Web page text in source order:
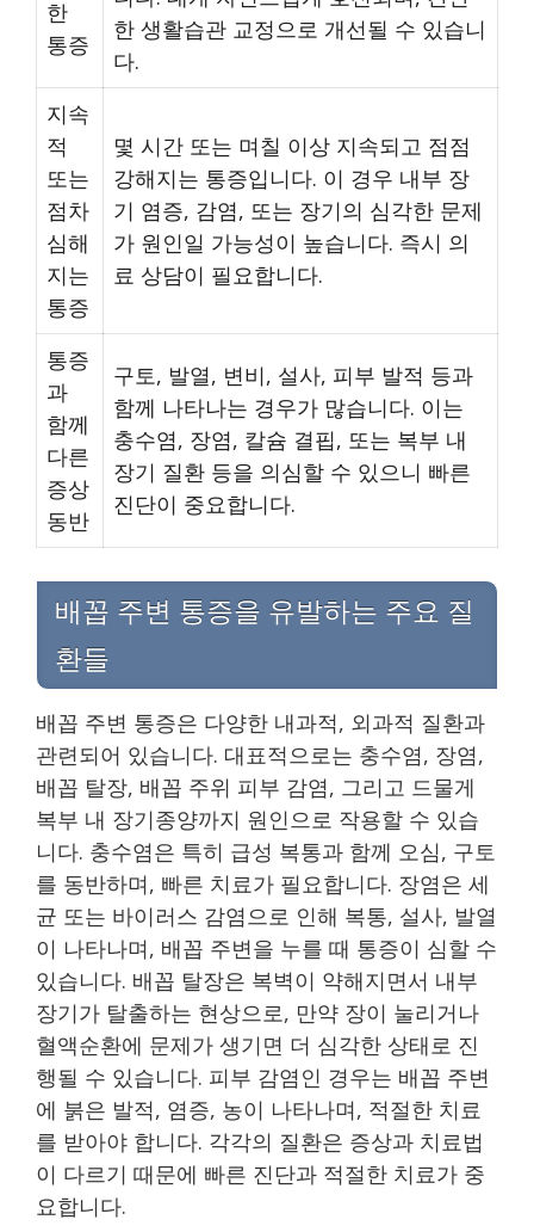
한
통증
한 생활습관 교정으로 개선될 수 있습니
다.
지속
적
또는
점차
심해
지는
통증
몇 시간 또는 며칠 이상 지속되고 점점
강해지는 통증입니다. 이 경우 내부 장
기 염증, 감염, 또는 장기의 심각한 문제
가 원인일 가능성이 높습니다. 즉시 의
료 상담이 필요합니다.
통증
과
함께
다른
증상
동반
구토, 발열, 변비, 설사, 피부 발적 등과
함께 나타나는 경우가 많습니다. 이는
충수염, 장염, 칼슘 결핍, 또는 복부 내
장기 질환 등을 의심할 수 있으니 빠른
진단이 중요합니다.
배꼽 주변 통증을 유발하는 주요 질
환들
배꼽 주변 통증은 다양한 내과적, 외과적 질환과
관련되어 있습니다. 대표적으로는 충수염, 장염,
배꼽 탈장, 배꼽 주위 피부 감염, 그리고 드물게
복부 내 장기종양까지 원인으로 작용할 수 있습
니다. 충수염은 특히 급성 복통과 함께 오심, 구토
를 동반하며, 빠른 치료가 필요합니다. 장염은 세
균 또는 바이러스 감염으로 인해 복통, 설사, 발열
이 나타나며, 배꼽 주변을 누를 때 통증이 심할 수
있습니다. 배꼽 탈장은 복벽이 약해지면서 내부
장기가 탈출하는 현상으로, 만약 장이 눌리거나
혈액순환에 문제가 생기면 더 심각한 상태로 진
행될 수 있습니다. 피부 감염인 경우는 배꼽 주변
에 붉은 발적, 염증, 농이 나타나며, 적절한 치료
를 받아야 합니다. 각각의 질환은 증상과 치료법
이 다르기 때문에 빠른 진단과 적절한 치료가 중
요합니다.